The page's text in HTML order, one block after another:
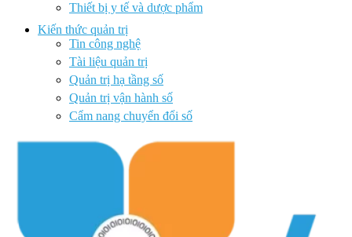
Thiết bị y tế và dược phẩm
Kiến thức quản trị
Tin công nghệ
Tài liệu quản trị
Quản trị hạ tầng số
Quản trị vận hành số
Cẩm nang chuyển đổi số